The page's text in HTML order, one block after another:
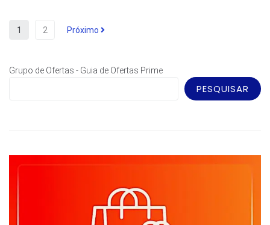
1 2 Próximo
Grupo de Ofertas - Guia de Ofertas Prime
PESQUISAR